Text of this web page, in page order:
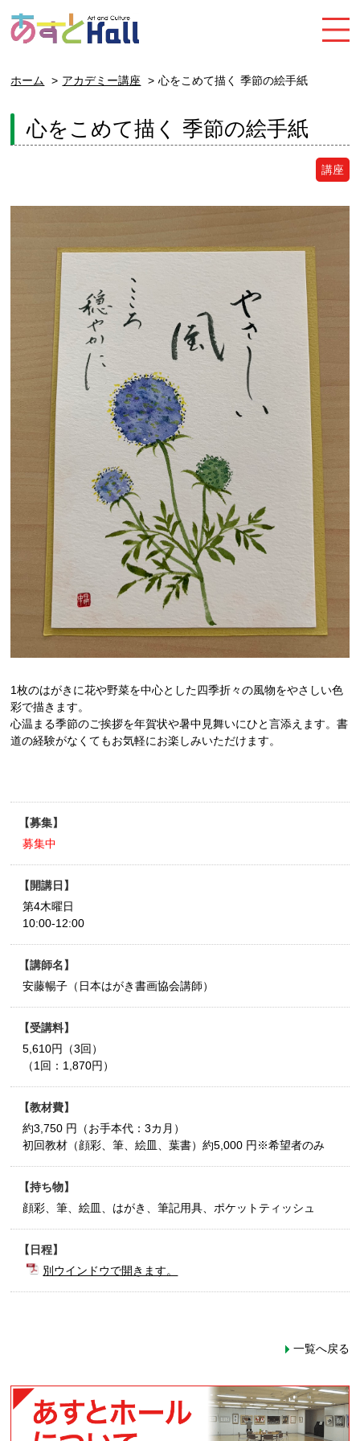
ホーム アカデミー講座 心をこめて描く 季節の絵手紙
心をこめて描く 季節の絵手紙
講座
1枚のはがきに花や野菜を中心とした四季折々の風物をやさしい色
彩で描きます。
心温まる季節のご挨拶を年賀状や暑中見舞いにひと言添えます。書
道の経験がなくてもお気軽にお楽しみいただけます。
募集
募集中
開講日
第4木曜日
10:00-12:00
講師名
安藤暢子（日本はがき書画協会講師）
受講料
5,610円（3回）
（1回：1,870円）
教材費
約3,750 円（お手本代：3カ月）
初回教材（顔彩、筆、絵皿、葉書）約5,000 円※希望者のみ
持ち物
顔彩、筆、絵皿、はがき、筆記用具、ポケットティッシュ
日程
別ウインドウで開きます。
一覧へ戻る